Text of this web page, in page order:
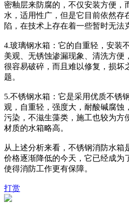
密釉层来防腐的，不仅安装方便，
水，适用性广，但是它目前依然存
陷，在技术上存在着一些暂时无法
4.玻璃钢水箱：它的自重轻，安装
美观、无锈蚀渗漏现象、清洗方便
很容易破碎，而且难以修复，损坏
题。
5.不锈钢水箱：它是采用优质不锈
观，自重轻，强度大，耐酸碱腐蚀
污染，不滋生藻类，施工也较为方
材质的水箱略高。
从上述分析来看，不锈钢消防水箱
价格逐渐降低的今天，它已经成为
使得消防工作更有保障。
打赏